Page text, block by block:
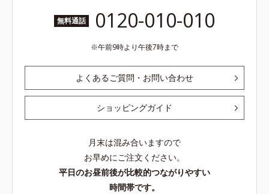
無料通話 0120-010-010
午前9時より午後7時まで
よくあるご質問・お問い合わせ
ショッピングガイド
月末は混み合いますので
お早めにご注文ください。
平日のお昼前後が比較的つながりやすい
時間帯です。